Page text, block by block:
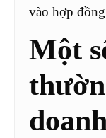
vào hợp
Một